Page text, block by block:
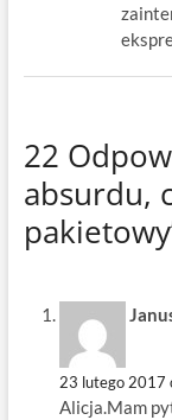
22
absurdu,
23 lutego 2017
Alicja.Mam